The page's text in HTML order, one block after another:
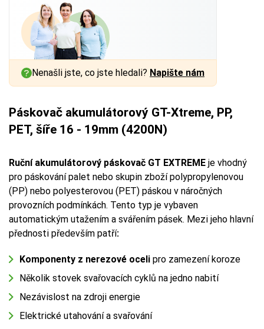
Nenašli jste, co jste hledali? Napište nám
Páskovač akumulátorový GT-Xtreme, PP,
PET, šíře 16 - 19mm (4200N)
Ruční akumulátorový páskovač GT EXTREME je vhodný
pro páskování palet nebo skupin zboží polypropylenovou
(PP) nebo polyesterovou (PET) páskou v náročných
provozních podmínkách. Tento typ je vybaven
automatickým utažením a svářením pásek. Mezi jeho hlavní
přednosti především patří:
Komponenty z nerezové oceli pro zamezení koroze
Několik stovek svařovacích cyklů na jedno nabití
Nezávislost na zdroji energie
Elektrické utahování a svařování